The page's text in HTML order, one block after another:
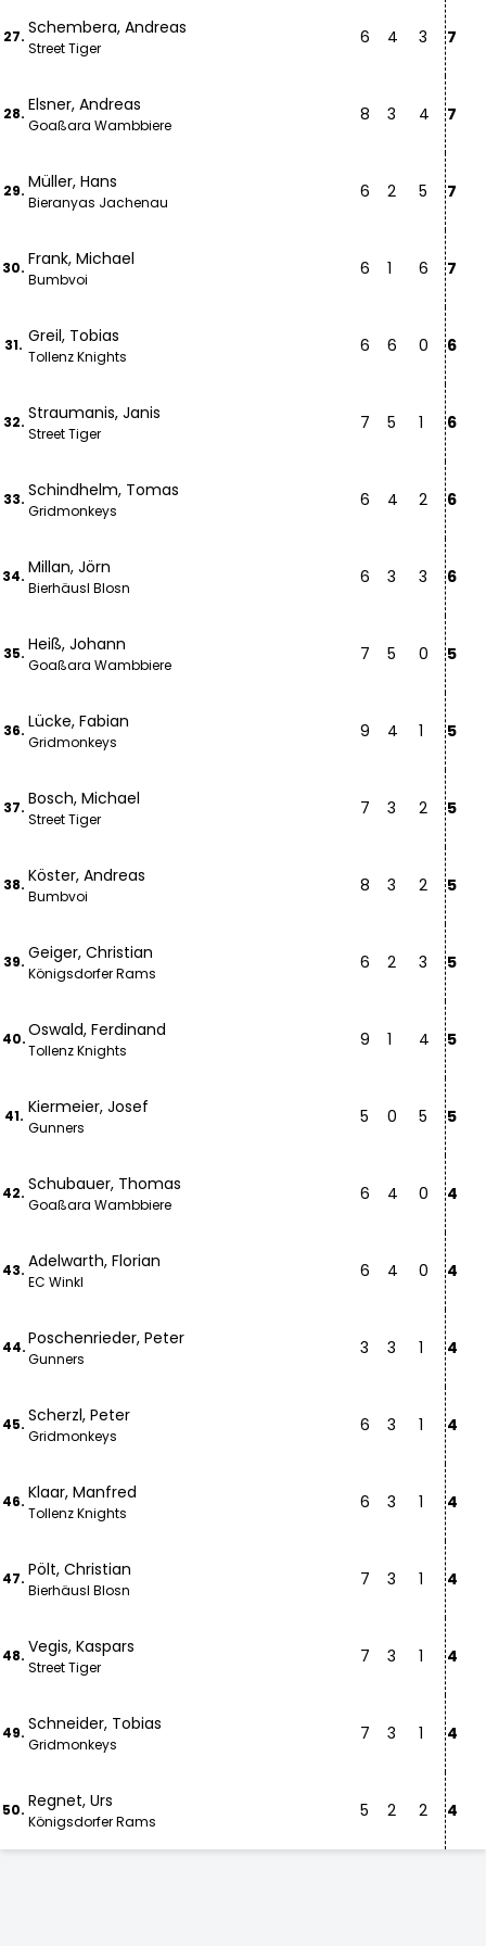
27. Schembera, Andreas
Street Tiger
6 4 3 7
28. Elsner, Andreas
Goaßara Wambbiere
8 3 4 7
29. Müller, Hans
Bieranyas Jachenau
6 2 5 7
30. Frank, Michael
Bumbvoi
6 1 6 7
31. Greil, Tobias
Tollenz Knights
6 6 0 6
32. Straumanis, Janis
Street Tiger
7 5 1 6
33. Schindhelm, Tomas
Gridmonkeys
6 4 2 6
34. Millan, Jörn
Bierhäusl Blosn
6 3 3 6
35. Heiß, Johann
Goaßara Wambbiere
7 5 0 5
36. Lücke, Fabian
Gridmonkeys
9 4 1 5
37. Bosch, Michael
Street Tiger
7 3 2 5
38. Köster, Andreas
Bumbvoi
8 3 2 5
39. Geiger, Christian
Königsdorfer Rams
6 2 3 5
40.Oswald, Ferdinand
Tollenz Knights
9 1 4 5
41. Kiermeier, Josef
Gunners
5 0 5 5
42. Schubauer, Thomas
Goaßara Wambbiere
6 4 0 4
43. Adelwarth, Florian
EC Winkl
6 4 0 4
44.Poschenrieder, Peter
Gunners
3 3 1 4
45. Scherzl, Peter
Gridmonkeys
6 3 1 4
46. Klaar, Manfred
Tollenz Knights
6 3 1 4
47. Pölt, Christian
Bierhäusl Blosn
7 3 1 4
48. Vegis, Kaspars
Street Tiger
7 3 1 4
49. Schneider, Tobias
Gridmonkeys
7 3 1 4
50. Regnet, Urs
Königsdorfer Rams
5 2 2 4